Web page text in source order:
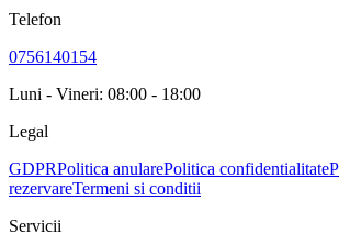
Telefon
0756140154
Luni - Vineri: 08:00 - 18:00
Legal
GDPRPolitica anularePolitica confidentialitate
rezervareTermeni si conditii
Servicii